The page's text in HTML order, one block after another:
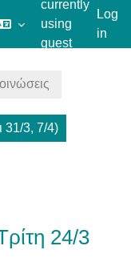
currently
using
guest
Log
in
31/3, 7/4)
24/3